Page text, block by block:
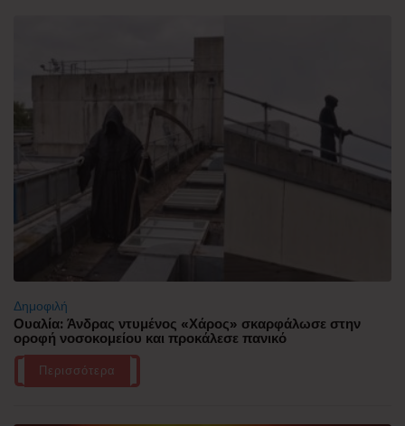
Δημοφιλή
Ουαλία: Άνδρας ντυμένος «Χάρος» σκαρφάλωσε στην
οροφή νοσοκομείου και προκάλεσε πανικό
Περισσότερα